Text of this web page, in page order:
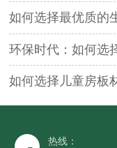
如何选择最优质的
环保时代：如何选
如何选择儿童房板材
热线：